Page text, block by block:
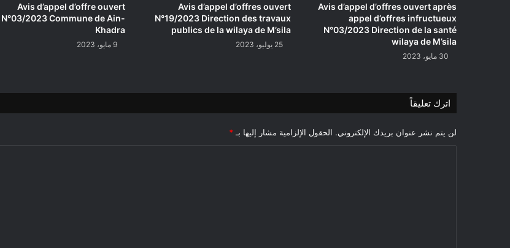
Avis d’appel d’offres ouvert après
appel d’offres infructueux
N°03/2023 Direction de la santé
wilaya de M’sila
30 مايو، 2023
Avis d’appel d’offres ouvert
N°19/2023 Direction des travaux
publics de la wilaya de M’sila
25 يوليو، 2023
Avis d’appel d’offre ouvert
N°03/2023 Commune de Ain-
Khadra
9 مايو، 2023
اترك تعليقاً
لن يتم نشر عنوان بريدك الإلكتروني. الحقول الإلزامية مشار إليها بـ *